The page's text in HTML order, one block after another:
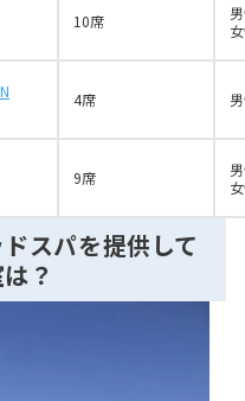
10席
4席
9席
スパを提供して
？